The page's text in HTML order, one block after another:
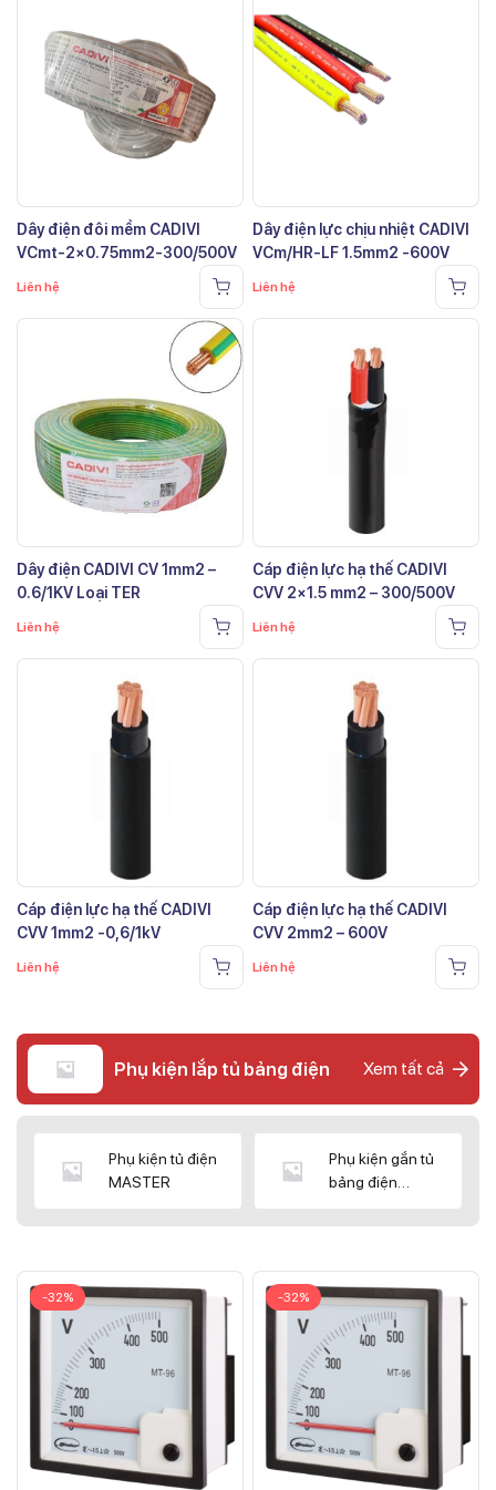
Dây điện đôi mềm CADIVI
VCmt-2×0.75mm2-300/500V
Liên hệ
Dây điện lực chịu nhiệt CADIVI
VCm/HR-LF 1.5mm2 -600V
Liên hệ
Dây điện CADIVI CV 1mm2 –
0.6/1KV Loại TER
Liên hệ
Cáp điện lực hạ thế CADIVI
CVV 2×1.5 mm2 – 300/500V
Liên hệ
Cáp điện lực hạ thế CADIVI
CVV 1mm2 -0,6/1kV
Liên hệ
Cáp điện lực hạ thế CADIVI
CVV 2mm2 – 600V
Liên hệ
Phụ kiện lắp tủ bảng điện Xem tất cả
Phụ kiện tủ điện
MASTER
Phụ kiện gắn tủ
bảng điện
-32% -32%